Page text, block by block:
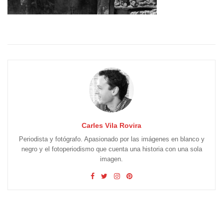
Carles Vila Rovira
Periodista y fotógrafo. Apasionado por las imágenes en blanco y
negro y el fotoperiodismo que cuenta una historia con una sola
imagen.